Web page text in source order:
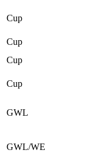
Cup
Cup
Cup
Cup
GWL
GWL/WE